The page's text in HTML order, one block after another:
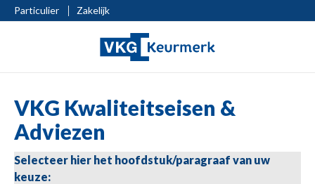
Particulier Zakelijk
VKG Kwaliteitseisen &
Adviezen
Selecteer hier het hoofdstuk/paragraaf van uw
keuze: